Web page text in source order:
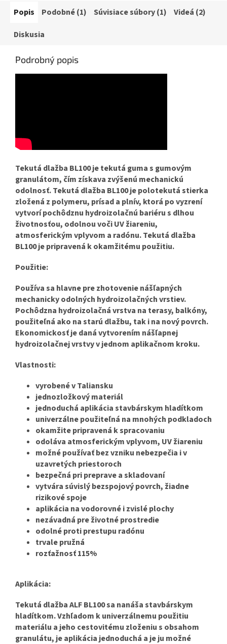
výrobkov ALFEMA....
nasiakavosti minerálnych
Popis Podobné (1) Súvisiace súbory (1)
Videá (2)
Diskusia
Podrobný popis
Tekutá dlažba BL100 je tekutá guma s gumovým
granulátom, čím získava zvýšenú mechanickú
odolnosť. Tekutá dlažba BL100 je polotekutá stierka
zložená z polymeru, prísad a plnív, ktorá po vyzrení
vytvorí pochôdznu hydroizolačnú bariéru s dlhou
životnosťou, odolnou voči UV žiareniu,
atmosferickým vplyvom a radónu. Tekutá dlažba
BL100 je pripravená k okamžitému použitiu.
Použitie:
Používa sa hlavne pre zhotovenie nášľapných
mechanicky odolných hydroizolačných vrstiev.
Pochôdzna hydroizolačná vrstva na terasy, balkóny,
použiteľná ako na starú dlažbu, tak i na nový povrch.
Ekonomickosť je daná vytvorením nášľapnej
hydroizolačnej vrstvy v jednom aplikačnom kroku.
Vlastnosti:
vyrobené v Taliansku
jednozložkový materiál
jednoduchá aplikácia stavbárskym hladítkom
univerzálne použiteľná na mnohých podkladoch
okamžite pripravená k spracovaniu
odoláva atmosferickým vplyvom, UV žiareniu
možné používať bez vzniku nebezpečia i v
uzavretých priestoroch
bezpečná pri preprave a skladovaní
vytvára súvislý bezspojový povrch, žiadne
rizikové spoje
aplikácia na vodorovné i zvislé plochy
nezávadná pre životné prostredie
odolné proti prestupu radónu
trvale pružná
rozťažnosť 115%
Aplikácia:
Tekutá dlažba ALF BL100 sa nanáša stavbárskym
hladítkom.Vzhľadom k univerzálnemu použitiu
materiálu a jeho cestovitému zloženiu s obsahom
granulátu, je aplikácia jednoduchá a je ju možné